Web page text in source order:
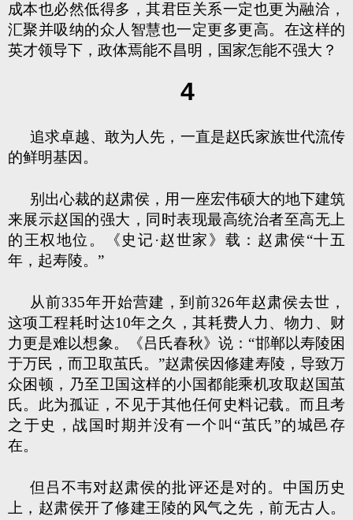
成本也必然低得多，其君臣关系一定也更为融洽，
汇聚并吸纳的众人智慧也一定更多更高。在这样的
英才领导下，政体焉能不昌明，国家怎能不强大？
4
追求卓越、敢为人先，一直是赵氏家族世代流传
的鲜明基因。
别出心裁的赵肃侯，用一座宏伟硕大的地下建筑
来展示赵国的强大，同时表现最高统治者至高无上
的王权地位。《史记·赵世家》载：赵肃侯“十五
年，起寿陵。”
从前335年开始营建，到前326年赵肃侯去世，
这项工程耗时达10年之久，其耗费人力、物力、财
力更是难以想象。《吕氏春秋》说：“邯郸以寿陵困
于万民，而卫取茧氏。”赵肃侯因修建寿陵，导致万
众困顿，乃至卫国这样的小国都能乘机攻取赵国茧
氏。此为孤证，不见于其他任何史料记载。而且考
之于史，战国时期并没有一个叫“茧氏”的城邑存
在。
但吕不韦对赵肃侯的批评还是对的。中国历史
上，赵肃侯开了修建王陵的风气之先，前无古人。